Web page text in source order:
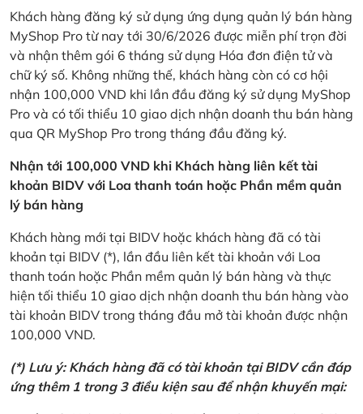
Khách hàng đăng ký sử dụng ứng dụng quản lý bán hàng
MyShop Pro từ nay tới 30/6/2026 được miễn phí trọn đời
và nhận thêm gói 6 tháng sử dụng Hóa đơn điện tử và
chữ ký số. Không những thế, khách hàng còn có cơ hội
nhận 100,000 VND khi lần đầu đăng ký sử dụng MyShop
Pro và có tối thiểu 10 giao dịch nhận doanh thu bán hàng
qua QR MyShop Pro trong tháng đầu đăng ký.
Nhận tới 100,000 VND khi Khách hàng liên kết tài
khoản BIDV với Loa thanh toán hoặc Phần mềm quản
lý bán hàng
Khách hàng mới tại BIDV hoặc khách hàng đã có tài
khoản tại BIDV (*), lần đầu liên kết tài khoản với Loa
thanh toán hoặc Phần mềm quản lý bán hàng và thực
hiện tối thiểu 10 giao dịch nhận doanh thu bán hàng vào
tài khoản BIDV trong tháng đầu mở tài khoản được nhận
100,000 VND.
(*) Lưu ý: Khách hàng đã có tài khoản tại BIDV cần đáp
ứng thêm 1 trong 3 điều kiện sau để nhận khuyến mại: